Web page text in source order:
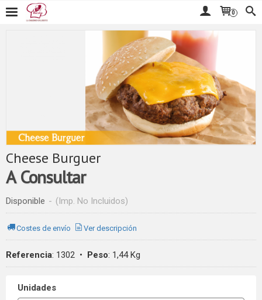
0
Cheese Burguer
A Consultar
Disponible - (Imp. No Incluidos)
Costes de envío Ver descripción
Referencia: 1302 • Peso: 1,44 Kg
Unidades